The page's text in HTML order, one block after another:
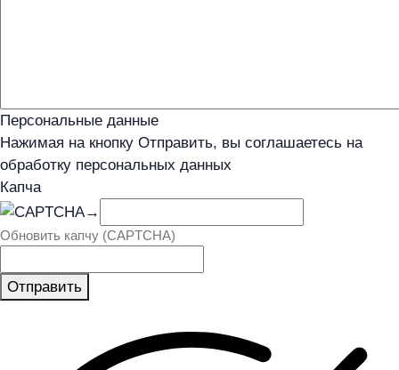
Персональные данные
Нажимая на кнопку Отправить, вы соглашаетесь на
обработку персональных данных
Капча
→
Обновить капчу (CAPTCHA)
Отправить